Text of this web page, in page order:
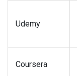
Udemy
Coursera